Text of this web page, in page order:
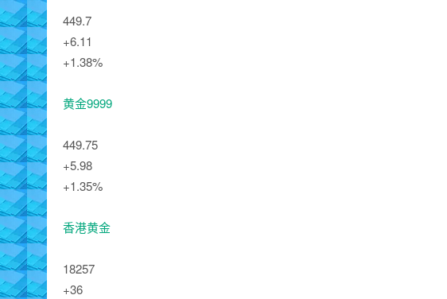
449.7
+6.11
+1.38%
黄金9999
449.75
+5.98
+1.35%
香港黄金
18257
+36